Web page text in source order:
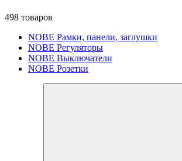
498 товаров
NOBE Рамки, панели, заглушки
NOBE Регуляторы
NOBE Выключатели
NOBE Розетки